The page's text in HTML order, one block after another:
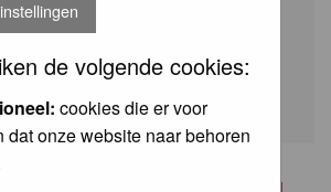
de volgende cookies:
cookies die er voor
dat onze website naar behoren